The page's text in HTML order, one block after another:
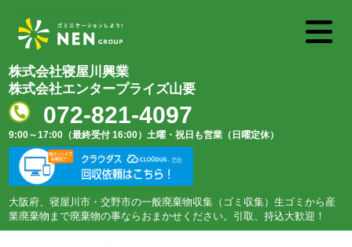
株式会社寝屋川興業
株式会社エンタープライズ山要
072-821-4097
9:00～17:00（最終受付 16:00） 土曜・祝日も営業（日曜定休）
大阪府、寝屋川市・交野市の一般廃棄物収集（ゴミ収集）生ゴミから産
業廃棄物まで廃棄物の事ならおまかせください。引取、持込大歓迎！